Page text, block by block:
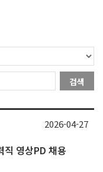
검색
영상PD 채용
2026-04-27